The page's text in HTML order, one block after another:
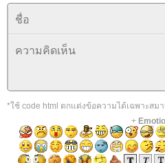
*ใช้ code html ตกแต่งข้อความได้เฉพาะสม
+